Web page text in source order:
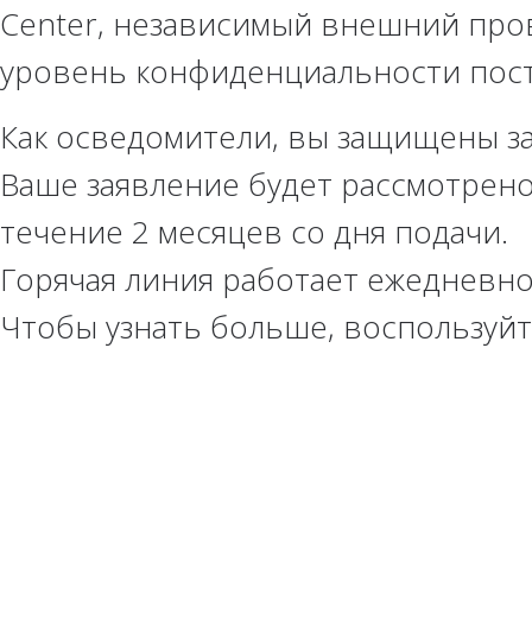
Center, независимый внешний
уровень конфиденциальности
Как осведомители, вы защищены
Ваше заявление будет
течение 2 месяцев со дня подачи.
Горячая линия работает
Чтобы узнать больше,